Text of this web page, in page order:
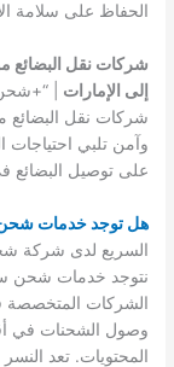
الحفاظ على سلامة
شركات نقل البضائع
إلى الإمارات |
شركات نقل البضائع
وآمن تلبي احتياجات
على توصيل البضائع
هل توجد خدمات شحن
السريع لدى شركة
نتوجد خدمات شحن
الشركات المتخصصة
وصول الشحنات في
المحتويات. تعد